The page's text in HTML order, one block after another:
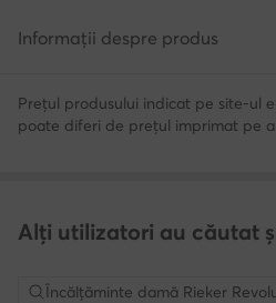
Informații despre produs
Prețul produsului indicat pe site-ul
poate diferi de prețul imprimat pe
Alți utilizatori au căutat
Încălțăminte damă Rieker